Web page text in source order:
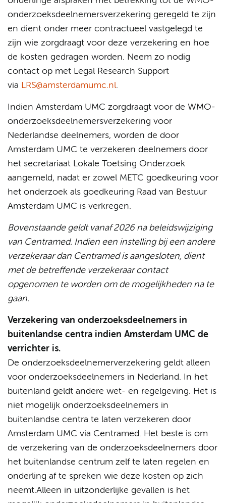
onderzoeksdeelnemersverzekering geregeld te zijn
en dient onder meer contractueel vastgelegd te
zijn wie zorgdraagt voor deze verzekering en hoe
de kosten gedragen worden. Neem zo nodig
contact op met Legal Research Support
via LRS@amsterdamumc.nl.
Indien Amsterdam UMC zorgdraagt voor de WMO-
onderzoeksdeelnemersverzekering voor
Nederlandse deelnemers, worden de door
Amsterdam UMC te verzekeren deelnemers door
het secretariaat Lokale Toetsing Onderzoek
aangemeld, nadat er zowel METC goedkeuring voor
het onderzoek als goedkeuring Raad van Bestuur
Amsterdam UMC is verkregen.
Bovenstaande geldt vanaf 2026 na beleidswijziging
van Centramed. Indien een instelling bij een andere
verzekeraar dan Centramed is aangesloten, dient
met de betreffende verzekeraar contact
opgenomen te worden om de mogelijkheden na te
gaan.
Verzekering van onderzoeksdeelnemers in
buitenlandse centra indien Amsterdam UMC de
verrichter is.
De onderzoeksdeelnemerverzekering geldt alleen
voor onderzoeksdeelnemers in Nederland. In het
buitenland geldt andere wet- en regelgeving. Het is
niet mogelijk onderzoeksdeelnemers in
buitenlandse centra te laten verzekeren door
Amsterdam UMC via Centramed. Het beste is om
de verzekering van de onderzoeksdeelnemers door
het buitenlandse centrum zelf te laten regelen en
onderling af te spreken wie deze kosten op zich
neemt.Alleen in uitzonderlijke gevallen is het